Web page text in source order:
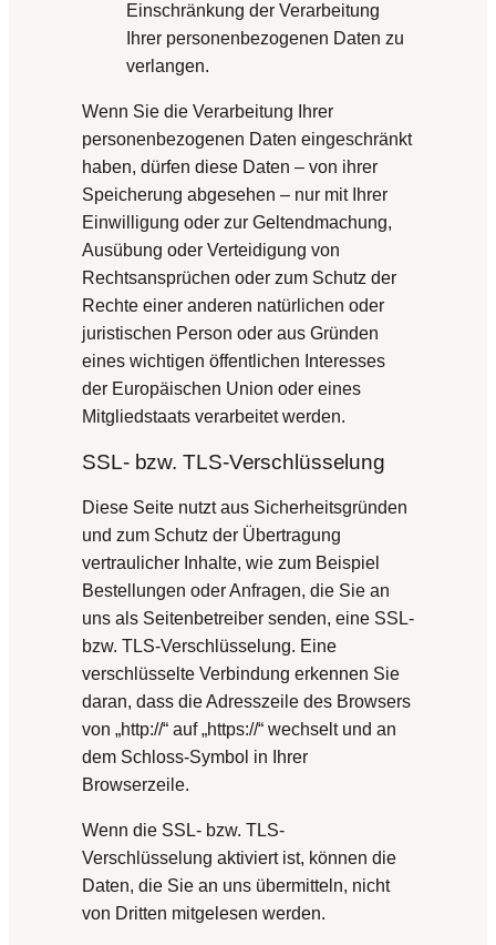
Einschränkung der Verarbeitung
Ihrer personenbezogenen Daten zu
verlangen.
Wenn Sie die Verarbeitung Ihrer
personenbezogenen Daten eingeschränkt
haben, dürfen diese Daten – von ihrer
Speicherung abgesehen – nur mit Ihrer
Einwilligung oder zur Geltendmachung,
Ausübung oder Verteidigung von
Rechtsansprüchen oder zum Schutz der
Rechte einer anderen natürlichen oder
juristischen Person oder aus Gründen
eines wichtigen öffentlichen Interesses
der Europäischen Union oder eines
Mitgliedstaats verarbeitet werden.
SSL- bzw. TLS-Verschlüsselung
Diese Seite nutzt aus Sicherheitsgründen
und zum Schutz der Übertragung
vertraulicher Inhalte, wie zum Beispiel
Bestellungen oder Anfragen, die Sie an
uns als Seitenbetreiber senden, eine SSL-
bzw. TLS-Verschlüsselung. Eine
verschlüsselte Verbindung erkennen Sie
daran, dass die Adresszeile des Browsers
von „http://“ auf „https://“ wechselt und an
dem Schloss-Symbol in Ihrer
Browserzeile.
Wenn die SSL- bzw. TLS-
Verschlüsselung aktiviert ist, können die
Daten, die Sie an uns übermitteln, nicht
von Dritten mitgelesen werden.